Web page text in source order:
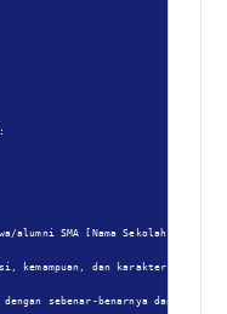
alumni SMA [Nama Sekolah]
kemampuan, dan karakter positif
sebenar-benarnya dan dapat